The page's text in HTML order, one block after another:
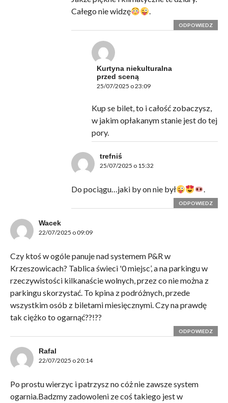
Całego nie widzę
.
ODPOWIEDZ
Kurtyna niekulturalna
przed sceną
25/07/2025 o 23:09
Kup se bilet, to i całość zobaczysz,
w jakim opłakanym stanie jest do tej
pory.
trefniś
25/07/2025 o 15:32
Do pociągu…jaki by on nie był .
ODPOWIEDZ
Wacek
22/07/2025 o 09:09
Czy ktoś w ogóle panuje nad systemem P&R w
Krzeszowicach? Tablica świeci '0 miejsc’, a na parkingu w
rzeczywistości kilkanaście wolnych, przez co nie można z
parkingu skorzystać. To kpina z podróżnych, przede
wszystkim osób z biletami miesięcznymi. Czy na prawdę
tak ciężko to ogarnąć??!??
ODPOWIEDZ
Rafal
22/07/2025 o 20:14
Po prostu wierzyc i patrzysz no cóż nie zawsze system
ogarnia.Badzmy zadowoleni ze coś takiego jest w